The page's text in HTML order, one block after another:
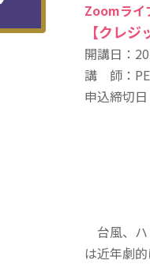
Zoomライ
【クレジ
開講日：
講 師：
申込締切日
台風、ハ
は近年劇